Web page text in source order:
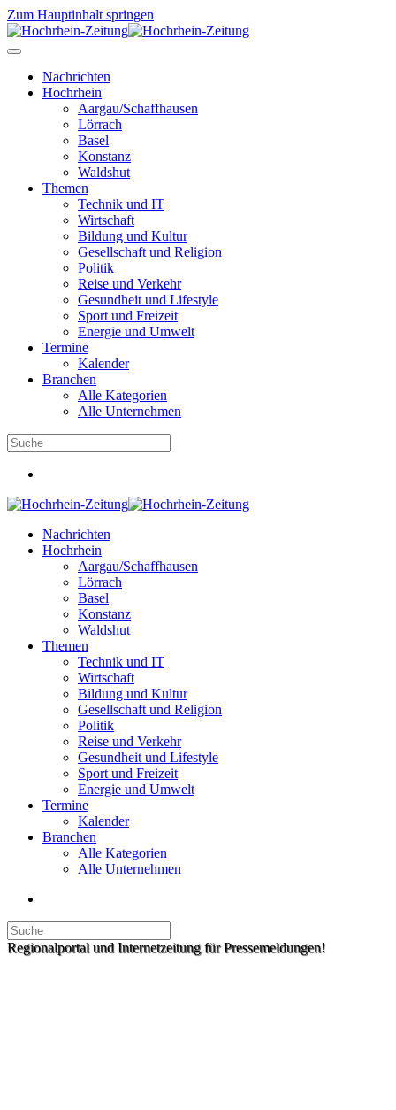
Zum Hauptinhalt springen
Nachrichten
Hochrhein
Aargau/Schaffhausen
Lörrach
Basel
Konstanz
Waldshut
Themen
Technik und IT
Wirtschaft
Bildung und Kultur
Gesellschaft und Religion
Politik
Reise und Verkehr
Gesundheit und Lifestyle
Sport und Freizeit
Energie und Umwelt
Termine
Kalender
Branchen
Alle Kategorien
Alle Unternehmen
Nachrichten
Hochrhein
Aargau/Schaffhausen
Lörrach
Basel
Konstanz
Waldshut
Themen
Technik und IT
Wirtschaft
Bildung und Kultur
Gesellschaft und Religion
Politik
Reise und Verkehr
Gesundheit und Lifestyle
Sport und Freizeit
Energie und Umwelt
Termine
Kalender
Branchen
Alle Kategorien
Alle Unternehmen
Regionalportal und Internetzeitung für Pressemeldungen!